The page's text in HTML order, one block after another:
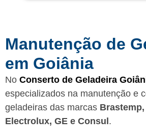
Manutenção de
em Goiânia
No Conserto de Geladeira
especializados na manutenção e
geladeiras das marcas
Electrolux, GE e Consul.